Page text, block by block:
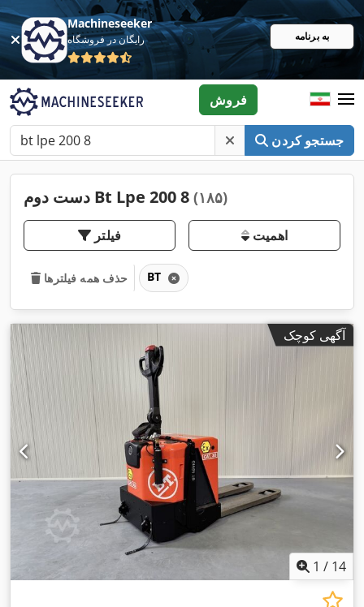
Machineseeker
رایگان در فروشگاه به برنامه
جستجو کردن
فروش
دست دوم Bt Lpe 200 8 (۱۸۵)
فیلتر اهمیت
حذف همه فیلترها BT
آگهی کوچک
1 / 14